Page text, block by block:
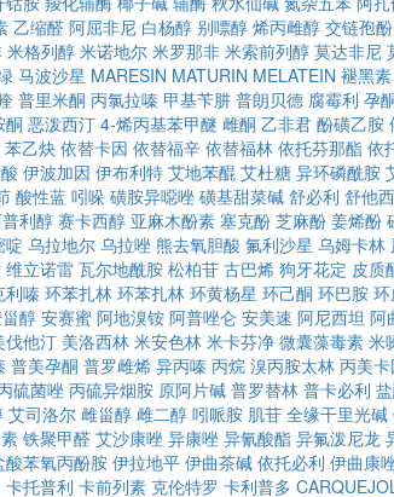
乙缩醛 阿屈非尼 白杨醇 别嘌醇 烯丙雌醇 交链孢酚
米格列醇 米诺地尔 米罗那非 米索前列醇 莫达非尼
马波沙星 MARESIN MATURIN MELATEIN 褪黑素
普里米酮 丙氯拉嗪 甲基苄肼 普朗贝德 腐霉利 孕
酮 恶泼西汀 4-烯丙基苯甲醚 雌酮 乙非君 酚磺乙胺
苯乙炔 依替卡因 依替福辛 依替福林 依托芬那酯 依
伊波加因 伊布利特 艾地苯醌 艾杜糖 异环磷酰胺
酸性蓝 吲哚 磺胺异噁唑 磺基甜菜碱 舒必利 舒他
利醇 赛卡西醇 亚麻木酚素 塞克酚 芝麻酚 姜烯酚
啶 乌拉地尔 乌拉唑 熊去氧胆酸 氟利沙星 乌姆卡林
维立诺雷 瓦尔地酰胺 松柏苷 古巴烯 狗牙花定 皮质
利嗪 环苯扎林 环苯扎林 环黄杨星 环己酮 环巴胺
醇 安赛蜜 阿地溴铵 阿普唑仑 安美速 阿尼西坦 阿
伐他汀 美洛西林 米安色林 米卡芬净 微囊藻毒素 米
普美孕酮 普罗雌烯 异丙嗪 丙烷 溴丙胺太林 丙美卡
硫菌唑 丙硫异烟胺 原阿片碱 普罗替林 普卡必利
艾司洛尔 雌甾醇 雌二醇 吲哌胺 肌苷 全缘干里光碱
铁聚甲醛 艾沙康唑 异康唑 异氰酸酯 异氟泼尼龙
酸苯氧丙酚胺 伊拉地平 伊曲茶碱 依托必利 伊曲康
卡托普利 卡前列素 克伦特罗 卡利普多